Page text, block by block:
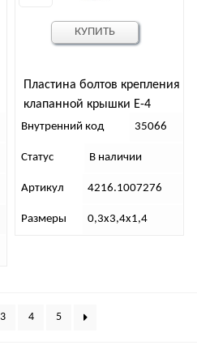
Пластина болтов крепления
клапанной крышки Е-4
(большая)
Внутренний код 35066
Статус В наличии
Артикул 4216.1007276
Размеры 0,3х3,4х1,4
КУПИТЬ
3 4 5